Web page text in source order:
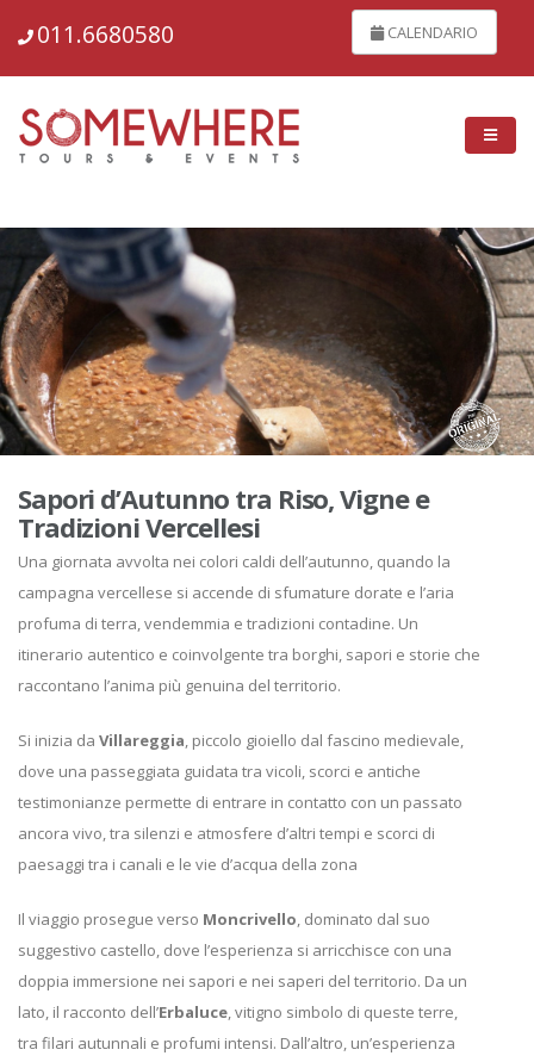
011.6680580 CALENDARIO
Sapori d’Autunno tra Riso, Vigne e
Tradizioni Vercellesi
Una giornata avvolta nei colori caldi dell’autunno, quando la
campagna vercellese si accende di sfumature dorate e l’aria
profuma di terra, vendemmia e tradizioni contadine. Un
itinerario autentico e coinvolgente tra borghi, sapori e storie che
raccontano l’anima più genuina del territorio.
Si inizia da Villareggia, piccolo gioiello dal fascino medievale,
dove una passeggiata guidata tra vicoli, scorci e antiche
testimonianze permette di entrare in contatto con un passato
ancora vivo, tra silenzi e atmosfere d’altri tempi e scorci di
paesaggi tra i canali e le vie d’acqua della zona
Il viaggio prosegue verso Moncrivello, dominato dal suo
suggestivo castello, dove l’esperienza si arricchisce con una
doppia immersione nei sapori e nei saperi del territorio. Da un
lato, il racconto dell’Erbaluce, vitigno simbolo di queste terre,
tra filari autunnali e profumi intensi. Dall’altro, un’esperienza